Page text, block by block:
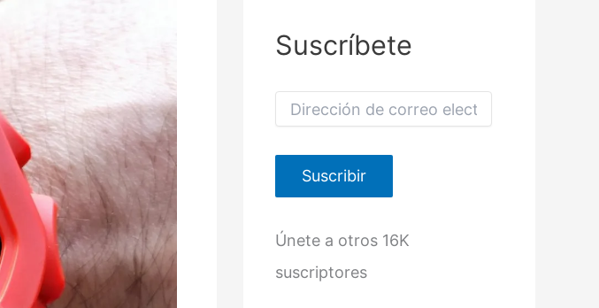
Suscríbete
e
n
e
Suscribir
Únete a otros 16K
suscriptores